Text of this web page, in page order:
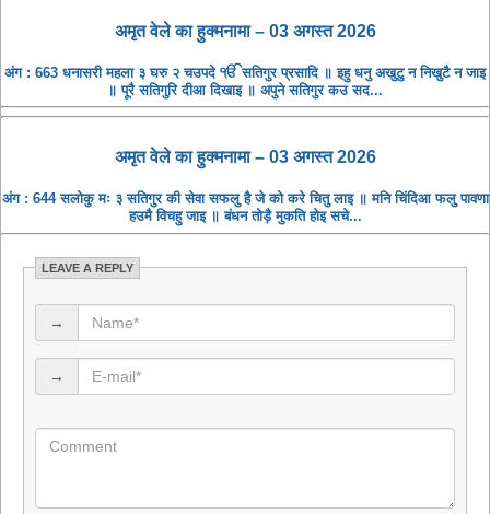
अमृत ​​वेले का हुक्मनामा – 03 अगस्त 2026
अंग : 663 धनासरी महला ३ घरु २ चउपदे ੴ सतिगुर प्रसादि ॥ इहु धनु अखुटु न निखुटै न जाइ
॥ पूरै सतिगुरि दीआ दिखाइ ॥ अपुने सतिगुर कउ सद...
अमृत ​​वेले का हुक्मनामा – 03 अगस्त 2026
अंग : 644 सलोकु मः ३ सतिगुर की सेवा सफलु है जे को करे चितु लाइ ॥ मनि चिंदिआ फलु पावणा
हउमै विचहु जाइ ॥ बंधन तोड़ै मुकति होइ सचे...
LEAVE A REPLY
→
→